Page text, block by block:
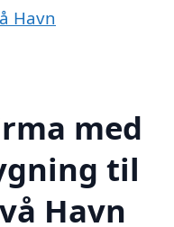
Havn
med
til
Havn